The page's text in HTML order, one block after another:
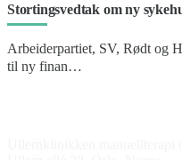
Stortingsvedtak om ny
Arbeiderpartiet, SV, Rødt og
til ny finan…